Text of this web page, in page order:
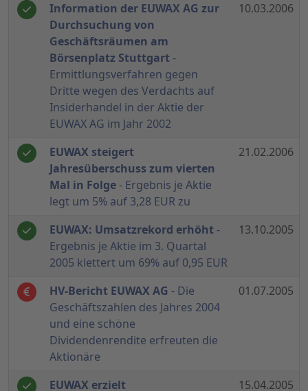
Information der EUWAX AG zur
Durchsuchung von
Geschäftsräumen am
Börsenplatz Stuttgart -
Ermittlungsverfahren gegen
Dritte wegen des Verdachts auf
Insiderhandel in der Aktie der
EUWAX AG im Jahr 2002
10.03.2006
EUWAX steigert
Jahresüberschuss zum vierten
Mal in Folge- Ergebnis je Aktie
legt um 5% auf 3,28 EUR zu
21.02.2006
EUWAX: Umsatzrekord erhöht -
Ergebnis je Aktie im 3. Quartal
2005 klettert um 69% auf 0,95 EUR
13.10.2005
HV-Bericht EUWAX AG - Die
Geschäftszahlen des Jahres 2004
und eine schöne
Dividendenrendite erfreuten die
Aktionäre
01.07.2005
EUWAX erzielt
15.04.2005